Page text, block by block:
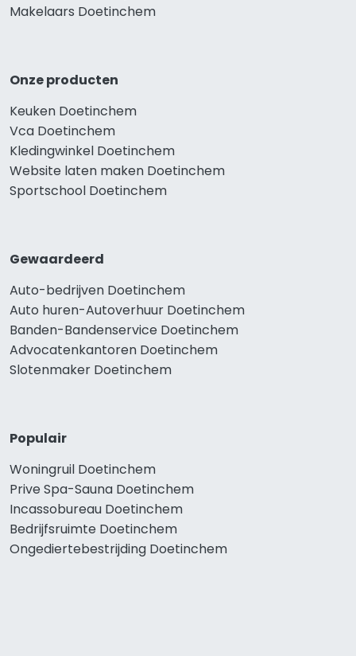
Makelaars Doetinchem
Onze producten
Keuken Doetinchem
Vca Doetinchem
Kledingwinkel Doetinchem
Website laten maken Doetinchem
Sportschool Doetinchem
Gewaardeerd
Auto-bedrijven Doetinchem
Auto huren-Autoverhuur Doetinchem
Banden-Bandenservice Doetinchem
Advocatenkantoren Doetinchem
Slotenmaker Doetinchem
Populair
Woningruil Doetinchem
Prive Spa-Sauna Doetinchem
Incassobureau Doetinchem
Bedrijfsruimte Doetinchem
Ongediertebestrijding Doetinchem